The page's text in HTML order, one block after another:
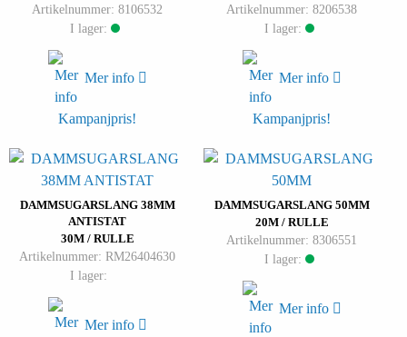
Artikelnummer: 8106532
I lager:
Mer info
Kampanjpris!
Artikelnummer: 8206538
I lager:
Mer info
Kampanjpris!
DAMMSUGARSLANG 38MM
ANTISTAT
30M / RULLE
Artikelnummer: RM26404630
I lager:
Mer info
DAMMSUGARSLANG 50MM
20M / RULLE
Artikelnummer: 8306551
I lager:
Mer info